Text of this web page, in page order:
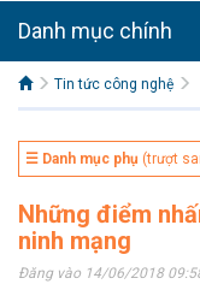
Danh mục chính
Tin tức công nghệ
☰ Danh mục phụ (trượt
Những điểm
ninh mạng
Đăng vào 14/06/2018